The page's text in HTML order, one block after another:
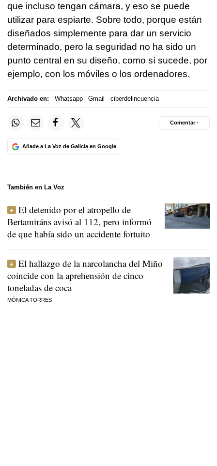
que incluso tengan cámara, y eso se puede
utilizar para espiarte. Sobre todo, porque están
diseñados simplemente para dar un servicio
determinado, pero la seguridad no ha sido un
punto central en su diseño, como sí sucede, por
ejemplo, con los móviles o los ordenadores.
Archivado en: Whatsapp Gmail ciberdelincuencia
Añade a La Voz de Galicia en Google
Comentar ·
También en La Voz
El detenido por el atropello de
Bertamiráns avisó al 112, pero informó
de que había sido un accidente fortuito
El hallazgo de la narcolancha del Miño
coincide con la aprehensión de cinco
toneladas de coca
MÓNICA TORRES